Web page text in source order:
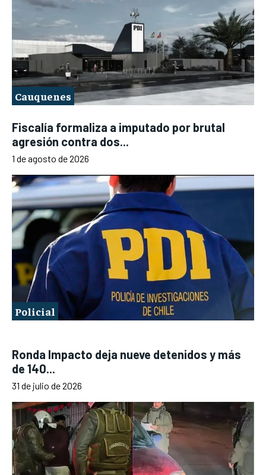
Cauquenes
Fiscalía formaliza a imputado por brutal
agresión contra dos...
1 de agosto de 2026
Policial
Ronda Impacto deja nueve detenidos y más
de 140...
31 de julio de 2026